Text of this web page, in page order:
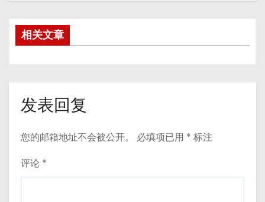
相关文章
发表回复
您的邮箱地址不会被公开。 必填项已用 * 标注
评论 *